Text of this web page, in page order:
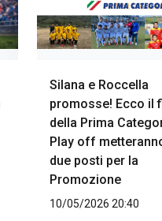
Silana e Roccella
promosse! Ecco il
della Prima
Play off
due posti per la
Promozione
10/05/2026 20:40